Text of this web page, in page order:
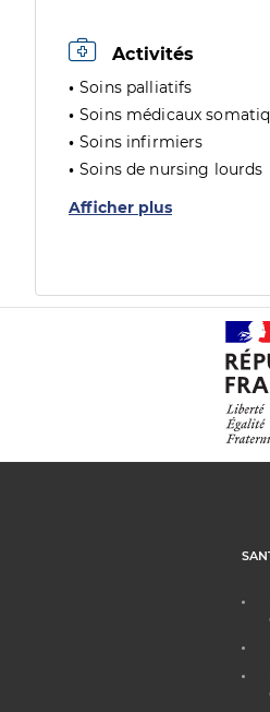
Activités
Soins palliatifs
Soins médicaux
Soins infirmiers
Soins de nursing lourds
Afficher plus